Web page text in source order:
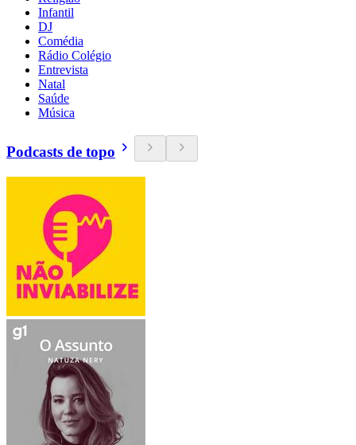
Infantil
DJ
Comédia
Rádio Colégio
Entrevista
Natal
Saúde
Música
Podcasts de topo